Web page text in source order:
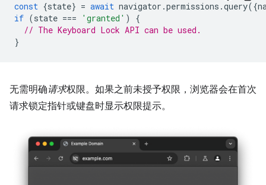
const {state} = await navigator .permissions .query({
if (state === 'granted' )
{
// The Keyboard Lock API can be used.
}
无需明确请求权限。如果之前未授予权限，浏览器会在首次
请求锁定指针或键盘时显示权限提示。